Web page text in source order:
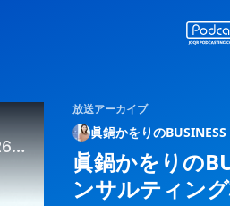
放送アーカイブ
眞鍋かをりのBUSINESS
眞鍋かをりの
ンサルティン